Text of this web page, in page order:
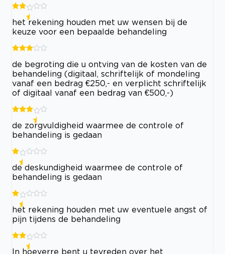
het rekening houden met uw wensen bij de
keuze voor een bepaalde behandeling
de begroting die u ontving van de kosten van de
behandeling (digitaal, schriftelijk of mondeling
vanaf een bedrag €250,- en verplicht schriftelijk
of digitaal vanaf een bedrag van €500,-)
de zorgvuldigheid waarmee de controle of
behandeling is gedaan
de deskundigheid waarmee de controle of
behandeling is gedaan
het rekening houden met uw eventuele angst of
pijn tijdens de behandeling
In hoeverre bent u tevreden over het